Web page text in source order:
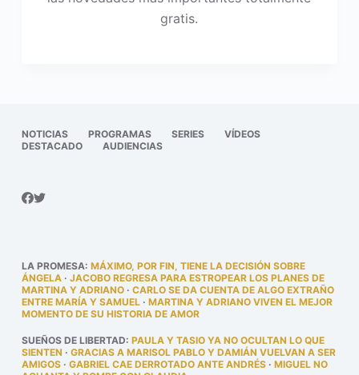
gratis.
NOTICIAS PROGRAMAS SERIES
VÍDEOS
DESTACADO
AUDIENCIAS
LA PROMESA: MÁXIMO, POR FIN, TIENE LA DECISIÓN SOBRE
ÁNGELA· JACOBO REGRESA PARA ESTROPEAR LOS PLANES DE
MARTINA Y ADRIANO· CARLO SE DA CUENTA DE ALGO EXTRAÑO
ENTRE MARÍA Y SAMUEL· MARTINA Y ADRIANO VIVEN EL MEJOR
MOMENTO DE SU HISTORIA DE AMOR
SUEÑOS DE LIBERTAD: PAULA Y TASIO YA NO OCULTAN LO QUE
SIENTEN · GRACIAS A MARISOL PABLO Y DAMIÁN VUELVAN A SER
AMIGOS· GABRIEL CAE DERROTADO ANTE ANDRÉS· MIGUEL NO